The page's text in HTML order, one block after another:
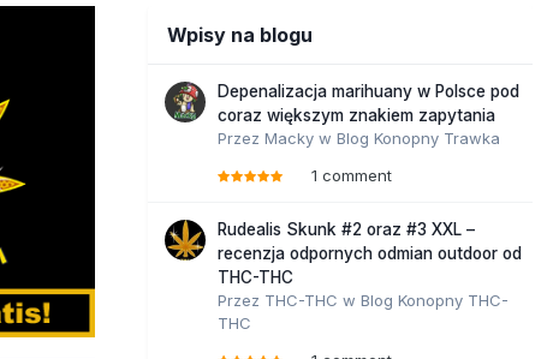
Wpisy na blogu
Depenalizacja marihuany w Polsce pod
coraz większym znakiem zapytania
Przez Macky w Blog Konopny Trawka
1 comment
Rudealis Skunk #2 oraz #3 XXL –
recenzja odpornych odmian outdoor od
THC-THC
Przez THC-THC w Blog Konopny THC-
THC